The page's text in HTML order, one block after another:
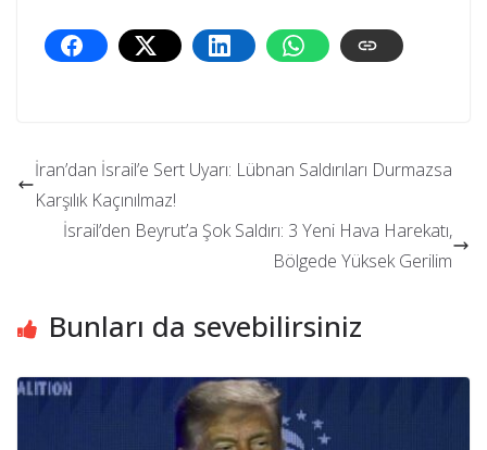
İran’dan İsrail’e Sert Uyarı: Lübnan Saldırıları Durmazsa
Karşılık Kaçınılmaz!
İsrail’den Beyrut’a Şok Saldırı: 3 Yeni Hava Harekatı,
Bölgede Yüksek Gerilim
Bunları da sevebilirsiniz